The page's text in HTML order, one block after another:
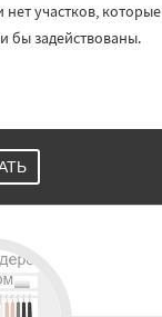
участков, которые
бы задействованы.